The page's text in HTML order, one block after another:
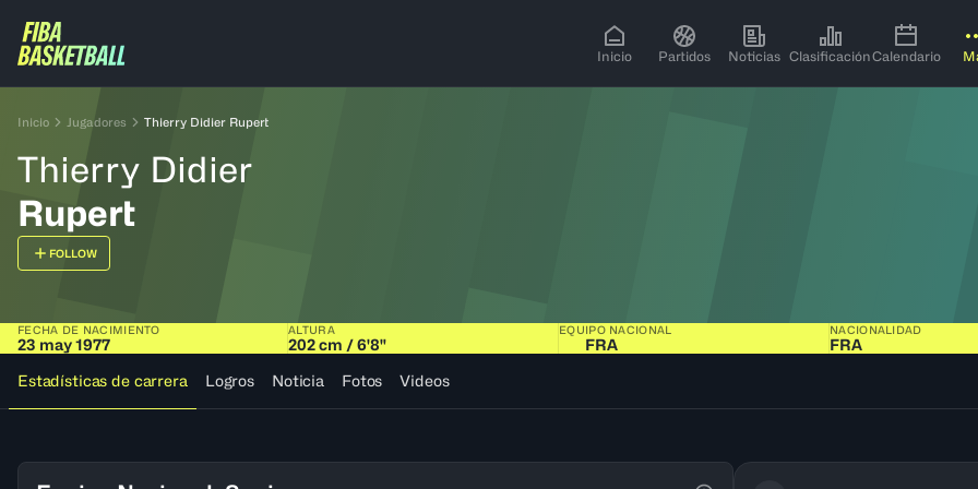
Inicio Partidos Noticias ClasificaciónCalendario
Inicio Jugadores Thierry Didier Rupert
Thierry Didier
Rupert
FOLLOW
FECHA DE NACIMIENTO
23 may 1977
ALTURA
202 cm / 6'8"
EQUIPO NACIONAL
FRA
NACIONALIDAD
FRA
Estadísticas de carrera
Logros Noticia Fotos Videos